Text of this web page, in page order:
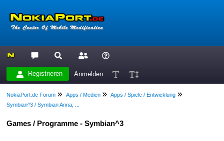
Registrieren Anmelden
NokiaPort.de Forum Apps / Medien
Apps / Spiele / Entwicklung
Symbian^3 / Symbian Anna, ...
Games / Programme - Symbian^3